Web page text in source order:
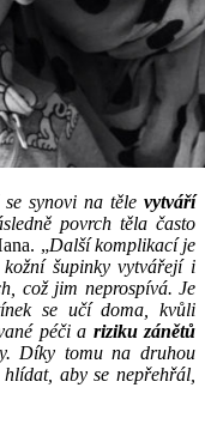
synovi na těle vytváří
povrch těla často
„Další komplikací je
šupinky vytvářejí i
což jim neprospívá. Je
se učí doma, kvůli
péči a riziku zánětů
Díky tomu na druhou
aby se nepřehřál,